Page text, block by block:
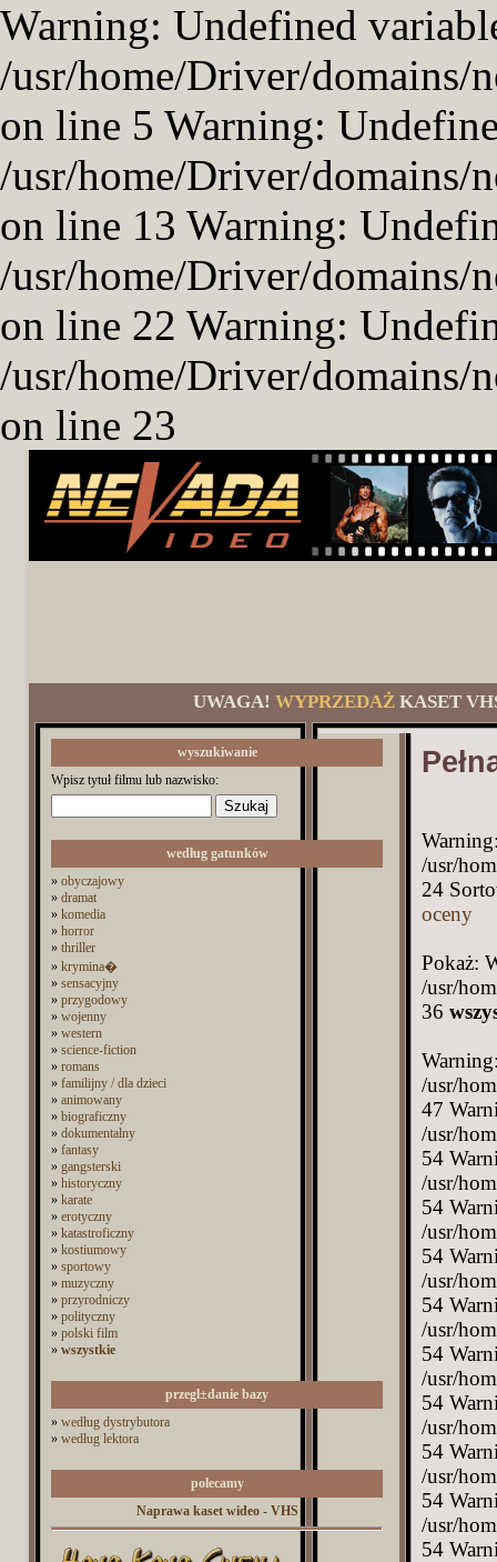
Warning: Undefined
/usr/home/Driver/domains/
on line 5 Warning:
/usr/home/Driver/domains/
on line 13 Warning:
/usr/home/Driver/domains/
on line 22 Warning:
/usr/home/Driver/domains/
on line 23
UWAGA! WYPRZEDAŻKASET
wyszukiwanie
Wpisz tytuł filmu lub nazwisko:
według gatunków
» obyczajowy
» dramat
» komedia
» horror
» thriller
» krymina�
» sensacyjny
» przygodowy
» wojenny
» western
» science-fiction
» romans
» familijny / dla dzieci
» animowany
» biograficzny
» dokumentalny
» fantasy
» gangsterski
» historyczny
» karate
» erotyczny
» katastroficzny
» kostiumowy
» sportowy
» muzyczny
» przyrodniczy
» polityczny
» polski film
» wszystkie
przegl±danie bazy
» według dystrybutora
» według lektora
polecamy
Naprawa kaset wideo - VHS
/usr/
24
oceny
Pokaż:
/usr/
36
/usr/
47 Warning: Trying to access array offset on value of type bool in /usr/home/Driver/domains/nevada.pl/public_html/category.php on line 54 Warning: Undefined array key 993 in /usr/home/Driver/domains/nevada.pl/public_html/category.php on line 54 Warning: Undefined array key 993 in /usr/home/Driver/domains/nevada.pl/public_html/category.php on line 54 Warning: Undefined variable $mode in /usr/home/Driver/domains/nevada.pl/public_html/category.php on line 54 Warning: Trying to access array offset on value of type bool in /usr/home/Driver/domains/nevada.pl/public_html/category.php on line 54 Warning: Undefined variable $mode in /usr/home/Driver/domains/nevada.pl/public_html/category.php on line 54 Warning: Trying to access array offset on value of type bool in /usr/home/Driver/domains/nevada.pl/